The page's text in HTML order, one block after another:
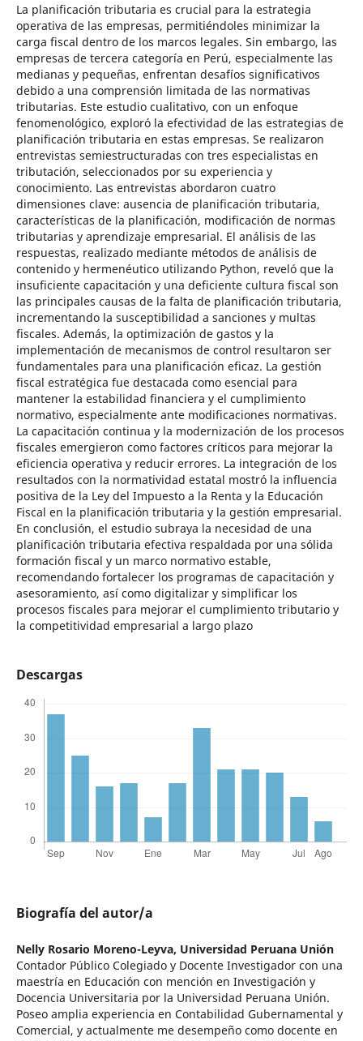
La planificación tributaria es crucial para la estrategia
operativa de las empresas, permitiéndoles minimizar la
carga fiscal dentro de los marcos legales. Sin embargo, las
empresas de tercera categoría en Perú, especialmente las
medianas y pequeñas, enfrentan desafíos significativos
debido a una comprensión limitada de las normativas
tributarias. Este estudio cualitativo, con un enfoque
fenomenológico, exploró la efectividad de las estrategias de
planificación tributaria en estas empresas. Se realizaron
entrevistas semiestructuradas con tres especialistas en
tributación, seleccionados por su experiencia y
conocimiento. Las entrevistas abordaron cuatro
dimensiones clave: ausencia de planificación tributaria,
características de la planificación, modificación de normas
tributarias y aprendizaje empresarial. El análisis de las
respuestas, realizado mediante métodos de análisis de
contenido y hermenéutico utilizando Python, reveló que la
insuficiente capacitación y una deficiente cultura fiscal son
las principales causas de la falta de planificación tributaria,
incrementando la susceptibilidad a sanciones y multas
fiscales. Además, la optimización de gastos y la
implementación de mecanismos de control resultaron ser
fundamentales para una planificación eficaz. La gestión
fiscal estratégica fue destacada como esencial para
mantener la estabilidad financiera y el cumplimiento
normativo, especialmente ante modificaciones normativas.
La capacitación continua y la modernización de los procesos
fiscales emergieron como factores críticos para mejorar la
eficiencia operativa y reducir errores. La integración de los
resultados con la normatividad estatal mostró la influencia
positiva de la Ley del Impuesto a la Renta y la Educación
Fiscal en la planificación tributaria y la gestión empresarial.
En conclusión, el estudio subraya la necesidad de una
planificación tributaria efectiva respaldada por una sólida
formación fiscal y un marco normativo estable,
recomendando fortalecer los programas de capacitación y
asesoramiento, así como digitalizar y simplificar los
procesos fiscales para mejorar el cumplimiento tributario y
la competitividad empresarial a largo plazo
Descargas
Biografía del autor/a
Nelly Rosario Moreno-Leyva, Universidad Peruana Unión
Contador Público Colegiado y Docente Investigador con una
maestría en Educación con mención en Investigación y
Docencia Universitaria por la Universidad Peruana Unión.
Poseo amplia experiencia en Contabilidad Gubernamental y
Comercial, y actualmente me desempeño como docente en